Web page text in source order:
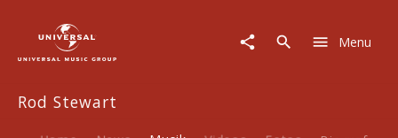
Musik
Another
Menu
Rod Stewart